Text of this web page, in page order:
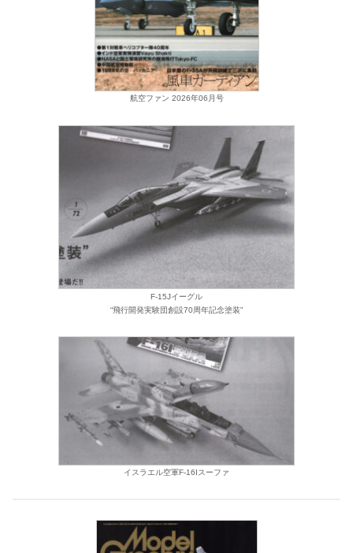
航空ファン 2026年06月号
F-15Jイーグル
“飛行開発実験団創設70周年記念塗装”
イスラエル空軍F-16Iスーファ